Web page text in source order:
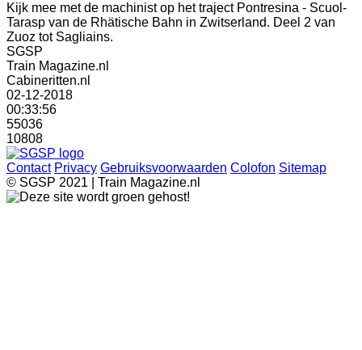
Kijk mee met de machinist op het traject Pontresina - Scuol-
Tarasp van de Rhätische Bahn in Zwitserland. Deel 2 van
Zuoz tot Sagliains.
SGSP
Train Magazine.nl
Cabineritten.nl
02-12-2018
00:33:56
55036
10808
Contact Privacy Gebruiksvoorwaarden Colofon Sitemap
© SGSP 2021 | Train Magazine.nl